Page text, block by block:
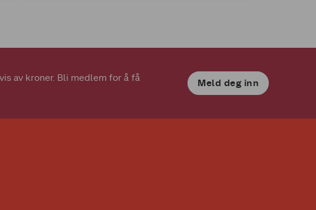
av kroner. Bli medlem for å få
Meld deg inn